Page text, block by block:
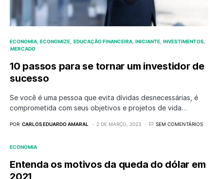
ECONOMIA ECONOMIZE EDUCAÇÃO FINANCEIRA INICIANTE INVESTIMENTOS
MERCADO
10 passos para se tornar um investidor de
sucesso
Se você é uma pessoa que evita dívidas desnecessárias, é
comprometida com seus objetivos e projetos de vida…
POR CARLOS EDUARDO AMARAL 2 DE MARÇO, 2023 SEM COMENTÁRIOS
ECONOMIA
Entenda os motivos da queda do dólar em
2021